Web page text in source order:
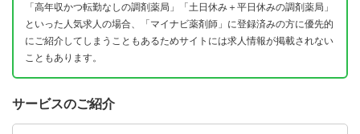
「高年収かつ転勤なしの調剤薬局」「土日休み＋平日休みの調剤薬局」
といった人気求人の場合、「マイナビ薬剤師」に登録済みの方に優先的
にご紹介してしまうこともあるためサイトには求人情報が掲載されない
こともあります。
サービスのご紹介